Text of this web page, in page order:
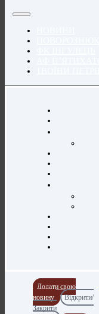
Додати свою
новину
Відкрити/
Закрити